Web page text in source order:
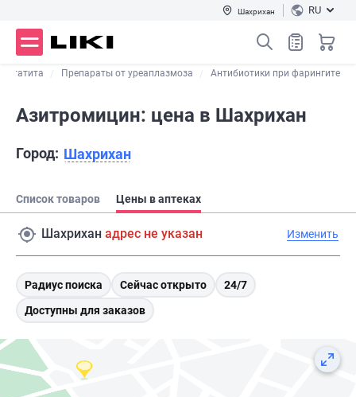
Шахрихан RU
Препараты от уреаплазмоза Антибиотики при фарингите
Азитромицин: цена в Шахрихан
Город: Шахрихан
Список товаров Цены в аптеках
Шахрихан адрес не указан Изменить
Радиус поиска Сейчас открыто
24/7
Доступны для заказов